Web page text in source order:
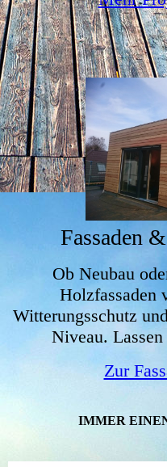
Fassaden
Ob Neubau
Holzfassaden
Witterungsschutz
Niveau.
Zur
IMMER